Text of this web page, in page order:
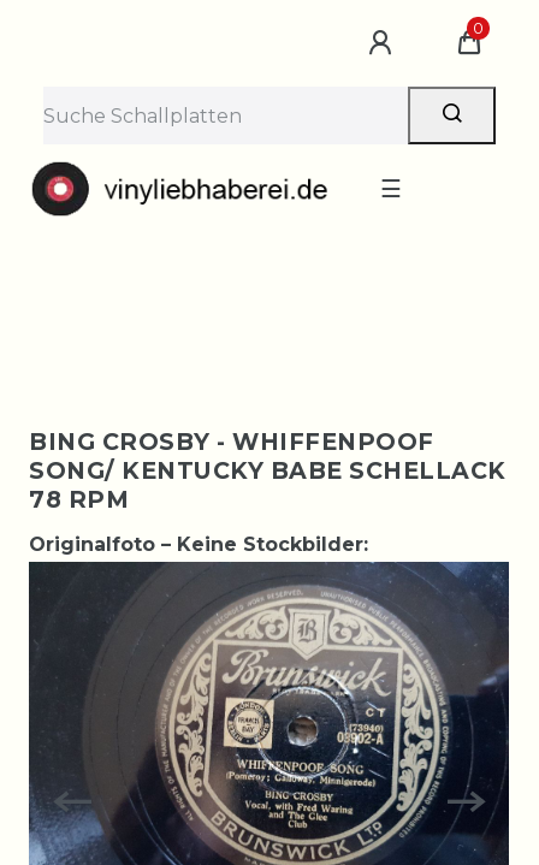
Lieferpause vom 10. bis 29.
Bestellungen nehmen wir gerne entgegen —
der Versand startet wieder ab Montag, 31.
0
☰
BING CROSBY - WHIFFENPOOF
SONG/ KENTUCKY BABE SCHELLACK
78 RPM
Originalfoto – Keine Stockbilder: